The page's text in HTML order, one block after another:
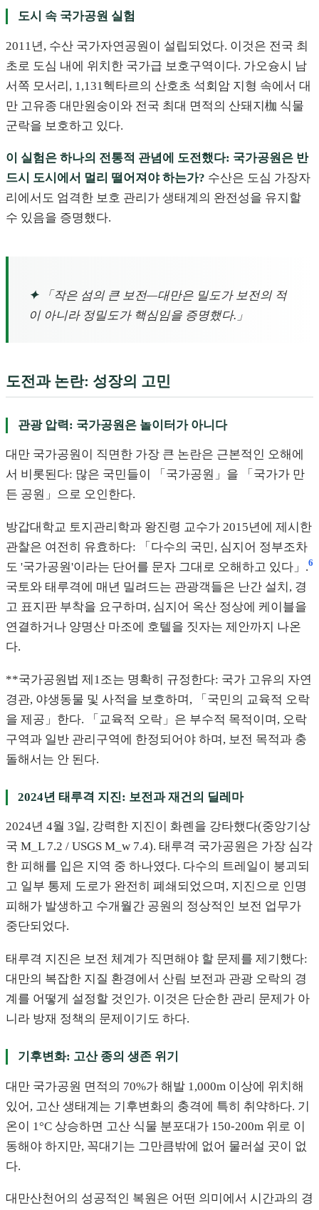
도시 속 국가공원 실험
2011년, 수산 국가자연공원이 설립되었다. 이것은 전국 최
초로 도심 내에 위치한 국가급 보호구역이다. 가오슝시 남
서쪽 모서리, 1,131헥타르의 산호초 석회암 지형 속에서 대
만 고유종 대만원숭이와 전국 최대 면적의 산돼지枷 식물
군락을 보호하고 있다.
이 실험은 하나의 전통적 관념에 도전했다: 국가공원은 반
드시 도시에서 멀리 떨어져야 하는가? 수산은 도심 가장자
리에서도 엄격한 보호 관리가 생태계의 완전성을 유지할
수 있음을 증명했다.
✦「작은 섬의 큰 보전—대만은 밀도가 보전의 적
이 아니라 정밀도가 핵심임을 증명했다.」
도전과 논란: 성장의 고민
관광 압력: 국가공원은 놀이터가 아니다
대만 국가공원이 직면한 가장 큰 논란은 근본적인 오해에
서 비롯된다: 많은 국민들이 「국가공원」을 「국가가 만
든 공원」으로 오인한다.
방갑대학교 토지관리학과 왕진령 교수가 2015년에 제시한
관찰은 여전히 유효하다: 「다수의 국민, 심지어 정부조차
도 '국가공원'이라는 단어를 문자 그대로 오해하고 있다」.6
국토와 태루격에 매년 밀려드는 관광객들은 난간 설치, 경
고 표지판 부착을 요구하며, 심지어 옥산 정상에 케이블을
연결하거나 양명산 마조에 호텔을 짓자는 제안까지 나온
다.
**국가공원법 제1조는 명확히 규정한다: 국가 고유의 자연
경관, 야생동물 및 사적을 보호하며, 「국민의 교육적 오락
을 제공」한다. 「교육적 오락」은 부수적 목적이며, 오락
구역과 일반 관리구역에 한정되어야 하며, 보전 목적과 충
돌해서는 안 된다.
2024년 태루격 지진: 보전과 재건의 딜레마
2024년 4월 3일, 강력한 지진이 화롄을 강타했다(중앙기상
국 M_L 7.2 / USGS M_w 7.4). 태루격 국가공원은 가장 심각
한 피해를 입은 지역 중 하나였다. 다수의 트레일이 붕괴되
고 일부 통제 도로가 완전히 폐쇄되었으며, 지진으로 인명
피해가 발생하고 수개월간 공원의 정상적인 보전 업무가
중단되었다.
태루격 지진은 보전 체계가 직면해야 할 문제를 제기했다:
대만의 복잡한 지질 환경에서 산림 보전과 관광 오락의 경
계를 어떻게 설정할 것인가. 이것은 단순한 관리 문제가 아
니라 방재 정책의 문제이기도 하다.
기후변화: 고산 종의 생존 위기
대만 국가공원 면적의 70%가 해발 1,000m 이상에 위치해
있어, 고산 생태계는 기후변화의 충격에 특히 취약하다. 기
온이 1°C 상승하면 고산 식물 분포대가 150-200m 위로 이
동해야 하지만, 꼭대기는 그만큼밖에 없어 물러설 곳이 없
다.
대만산천어의 성공적인 복원은 어떤 의미에서 시간과의 경